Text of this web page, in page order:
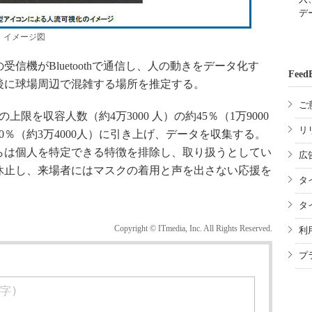
イメージ図
信機がBluetoothで通信し、人の動きをデータ化す
球場周辺で混雑する場所を推定する。
限を収容人数（約4万3000 人）の約45％（1万9000
（約3万4000人）に引き上げ、データを収集する。
個人を特定できる特徴を排除し、取り扱うとしてい
し、来場者にはマスクの着用と声を出さない応援を
Copyright © ITmedia, Inc. All Rights Reserved.
デ
ご
リ
広
タ
タ
利
プ